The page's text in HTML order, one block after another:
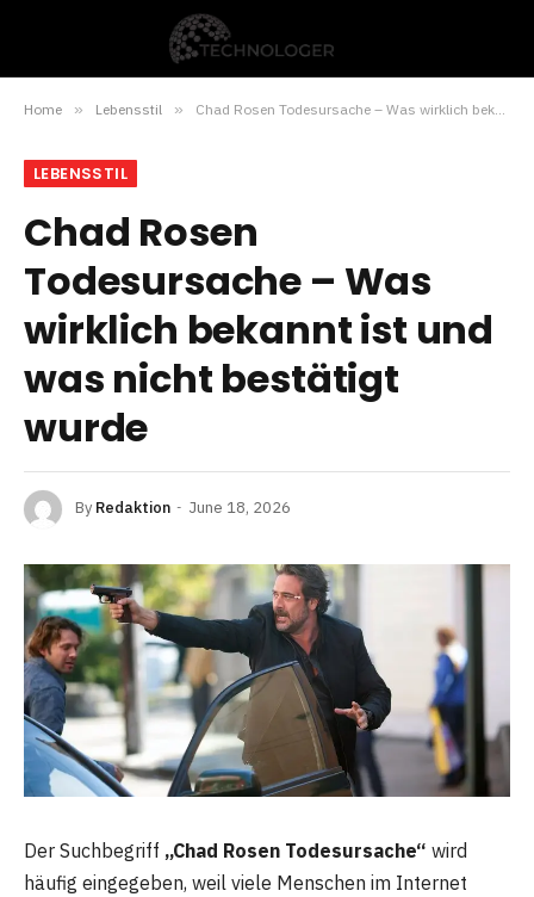
Home » Lebensstil » Chad Rosen Todesursache – Was wirklich bekannt ist und was nicht bestätigt wurde
LEBENSSTIL
Chad Rosen
Todesursache – Was
wirklich bekannt ist und
was nicht bestätigt
wurde
By Redaktion June 18, 2026
Der Suchbegriff „Chad Rosen Todesursache“ wird
häufig eingegeben, weil viele Menschen im Internet